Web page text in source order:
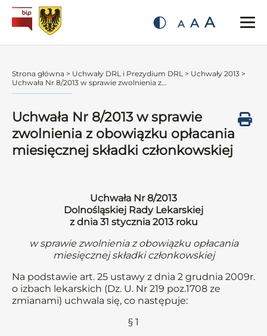
A A A
Strona główna > Uchwały DRL i Prezydium DRL > Uchwały 2013 >
Uchwała Nr 8/2013 w sprawie zwolnienia z...
Uchwała Nr 8/2013 w sprawie
zwolnienia z obowiązku opłacania
miesięcznej składki członkowskiej
Uchwała Nr 8/2013
Dolnośląskiej Rady Lekarskiej
z dnia 31 stycznia 2013 roku
w sprawie zwolnienia z obowiązku opłacania
miesięcznej składki członkowskiej
Na podstawie art. 25 ustawy z dnia 2 grudnia 2009r.
o izbach lekarskich (Dz. U. Nr 219 poz.1708 ze
zmianami) uchwala się, co następuje:
§ 1